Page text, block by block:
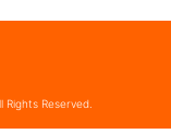
Rights Reserved.